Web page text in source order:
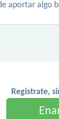
aportar algo
Registrate,